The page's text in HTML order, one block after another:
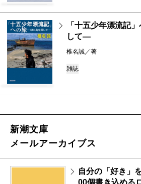
「十五少年漂流記
して―
椎名誠／著
雑誌
新潮文庫
メールアーカイブス
自分の「好き」